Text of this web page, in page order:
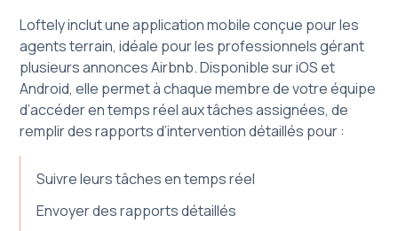
Loftely inclut une application mobile conçue pour les
agents terrain, idéale pour les professionnels gérant
plusieurs annonces Airbnb. Disponible sur iOS et
Android, elle permet à chaque membre de votre équipe
d’accéder en temps réel aux tâches assignées, de
remplir des rapports d’intervention détaillés pour :
Suivre leurs tâches en temps réel
Envoyer des rapports détaillés